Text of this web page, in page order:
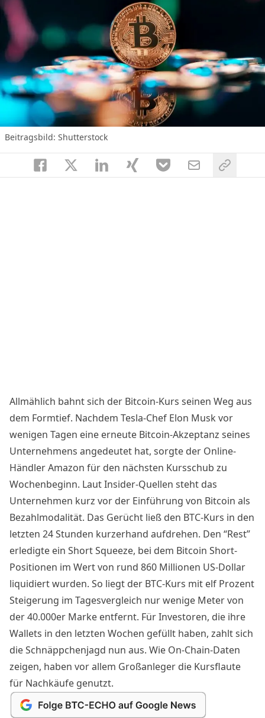
Beitragsbild: Shutterstock
Allmählich bahnt sich der Bitcoin-Kurs seinen Weg aus
dem Formtief. Nachdem Tesla-Chef Elon Musk vor
wenigen Tagen eine erneute Bitcoin-Akzeptanz seines
Unternehmens angedeutet hat, sorgte der Online-
Händler Amazon für den nächsten Kursschub zu
Wochenbeginn. Laut Insider-Quellen steht das
Unternehmen kurz vor der Einführung von Bitcoin als
Bezahlmodalität. Das Gerücht ließ den BTC-Kurs in den
letzten 24 Stunden kurzerhand aufdrehen. Den “Rest”
erledigte ein Short Squeeze, bei dem Bitcoin Short-
Positionen im Wert von rund 860 Millionen US-Dollar
liquidiert wurden. So liegt der BTC-Kurs mit elf Prozent
Steigerung im Tagesvergleich nur wenige Meter von
der 40.000er Marke entfernt. Für Investoren, die ihre
Wallets in den letzten Wochen gefüllt haben, zahlt sich
die Schnäppchenjagd nun aus. Wie On-Chain-Daten
zeigen, haben vor allem Großanleger die Kursflaute
für Nachkäufe genutzt.